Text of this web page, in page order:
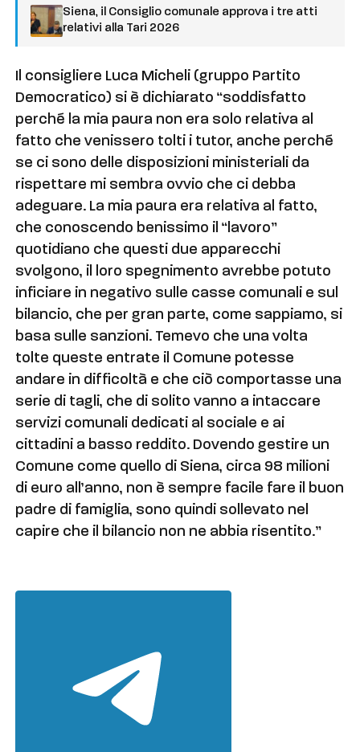
Siena, il Consiglio comunale approva i tre atti
relativi alla Tari 2026
Il consigliere Luca Micheli (gruppo Partito
Democratico) si è dichiarato “soddisfatto
perché la mia paura non era solo relativa al
fatto che venissero tolti i tutor, anche perché
se ci sono delle disposizioni ministeriali da
rispettare mi sembra ovvio che ci debba
adeguare. La mia paura era relativa al fatto,
che conoscendo benissimo il “lavoro”
quotidiano che questi due apparecchi
svolgono, il loro spegnimento avrebbe potuto
inficiare in negativo sulle casse comunali e sul
bilancio, che per gran parte, come sappiamo, si
basa sulle sanzioni. Temevo che una volta
tolte queste entrate il Comune potesse
andare in difficoltà e che ciò comportasse una
serie di tagli, che di solito vanno a intaccare
servizi comunali dedicati al sociale e ai
cittadini a basso reddito. Dovendo gestire un
Comune come quello di Siena, circa 98 milioni
di euro all’anno, non è sempre facile fare il buon
padre di famiglia, sono quindi sollevato nel
capire che il bilancio non ne abbia risentito.”